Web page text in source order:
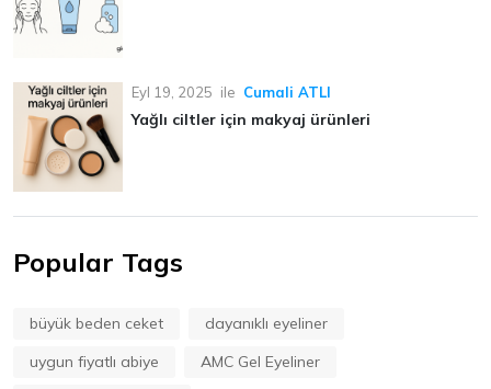
Eyl 19, 2025 ile Cumali ATLI
Yağlı ciltler için makyaj ürünleri
Popular Tags
büyük beden ceket
dayanıklı eyeliner
uygun fiyatlı abiye
AMC Gel Eyeliner